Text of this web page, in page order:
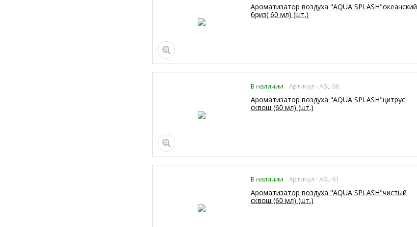
Ароматизатор воздуха "AQUA SPLASH"океанский
бриз( 60 мл) (шт.)
В наличии Артикул - ASL-60
Ароматизатор воздуха "AQUA SPLASH"цитрус
сквош (60 мл) (шт.)
В наличии Артикул - ASL-61
Ароматизатор воздуха "AQUA SPLASH"чистый
сквош (60 мл) (шт.)